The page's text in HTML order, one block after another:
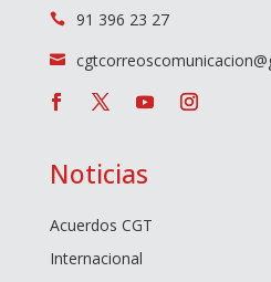
 91 396 23 27

Noticias
Acuerdos CGT
Internacional